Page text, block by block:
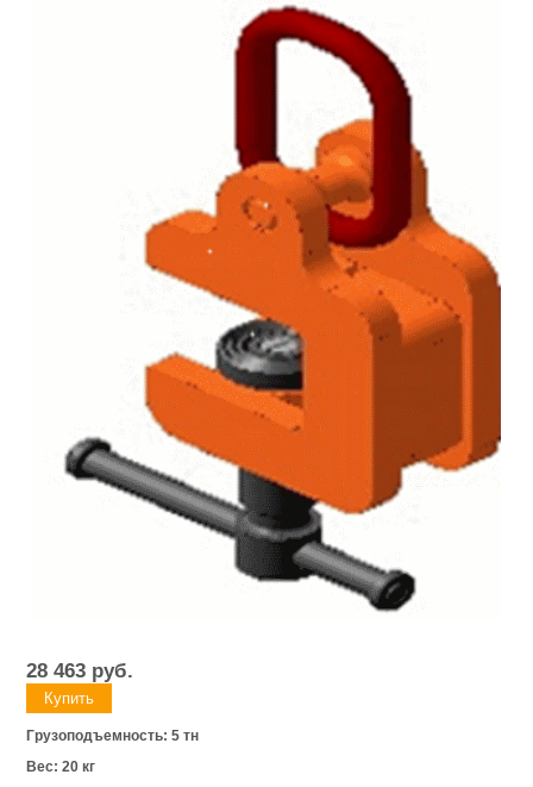
28 463 руб.
Грузоподъемность: 5 тн
Вес: 20 кг